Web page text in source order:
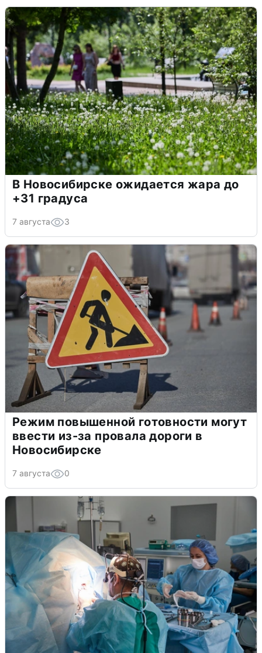
В Новосибирске ожидается жара до
+31 градуса
7 августа 3
Режим повышенной готовности могут
ввести из-за провала дороги в
Новосибирске
7 августа 0